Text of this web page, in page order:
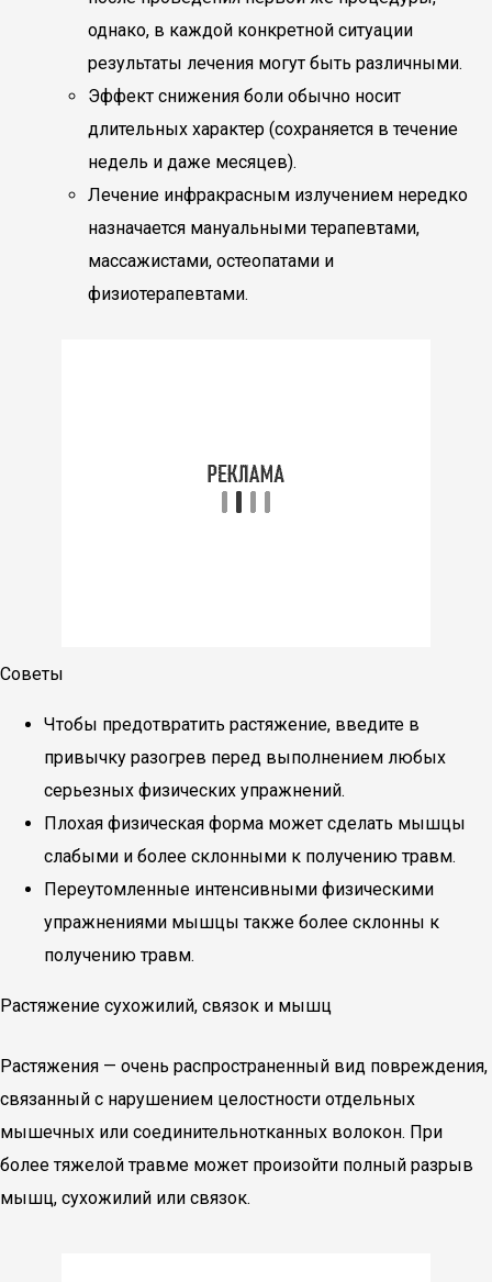
однако, в каждой конкретной ситуации
результаты лечения могут быть различными.
Эффект снижения боли обычно носит
длительных характер (сохраняется в течение
недель и даже месяцев).
Лечение инфракрасным излучением нередко
назначается мануальными терапевтами,
массажистами, остеопатами и
физиотерапевтами.
Советы
Чтобы предотвратить растяжение, введите в
привычку разогрев перед выполнением любых
серьезных физических упражнений.
Плохая физическая форма может сделать мышцы
слабыми и более склонными к получению травм.
Переутомленные интенсивными физическими
упражнениями мышцы также более склонны к
получению травм.
Растяжение сухожилий, связок и мышц
Растяжения — очень распространенный вид повреждения,
связанный с нарушением целостности отдельных
мышечных или соединительнотканных волокон. При
более тяжелой травме может произойти полный разрыв
мышц, сухожилий или связок.